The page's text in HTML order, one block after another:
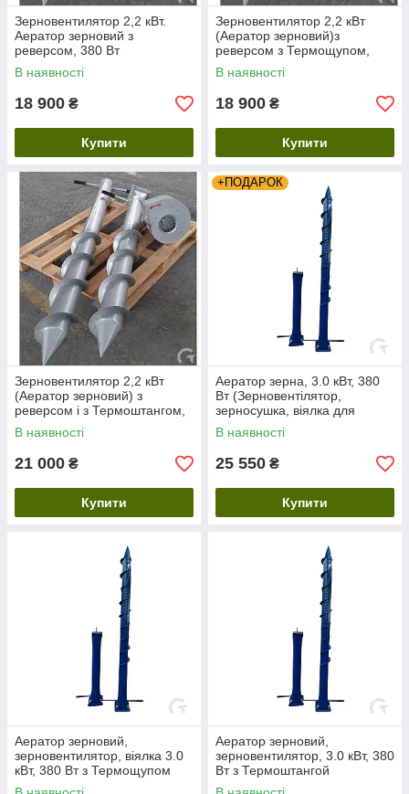
Зерновентилятор 2,2 кВт.
Аератор зерновий з
реверсом, 380 Вт
В наявності
18 900 ₴
Купити
Зерновентилятор 2,2 кВт
(Аератор зерновий)з
реверсом з Термощупом,
380 Вт
В наявності
18 900 ₴
Купити
Зерновентилятор 2,2 кВт
(Аератор зерновий) з
реверсом і з Термоштангом,
380 Вт
В наявності
21 000 ₴
Купити
+ПОДАРОК
Аератор зерна, 3.0 кВт, 380
Вт (Зерновентілятор,
зерносушка, віялка для
зерна)
В наявності
25 550 ₴
Купити
Аератор зерновий,
зерновентилятор, віялка 3.0
кВт, 380 Вт з Термощупом
Аератор зерновий,
зерновентилятор, 3.0 кВт, 380
Вт з Термоштангой